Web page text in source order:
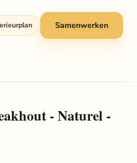
Samenwerken
- Naturel -